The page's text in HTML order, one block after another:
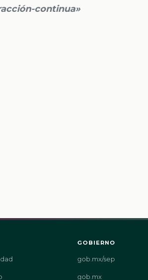
continua»
GOBIERNO
gob.mx/sep
gob.mx